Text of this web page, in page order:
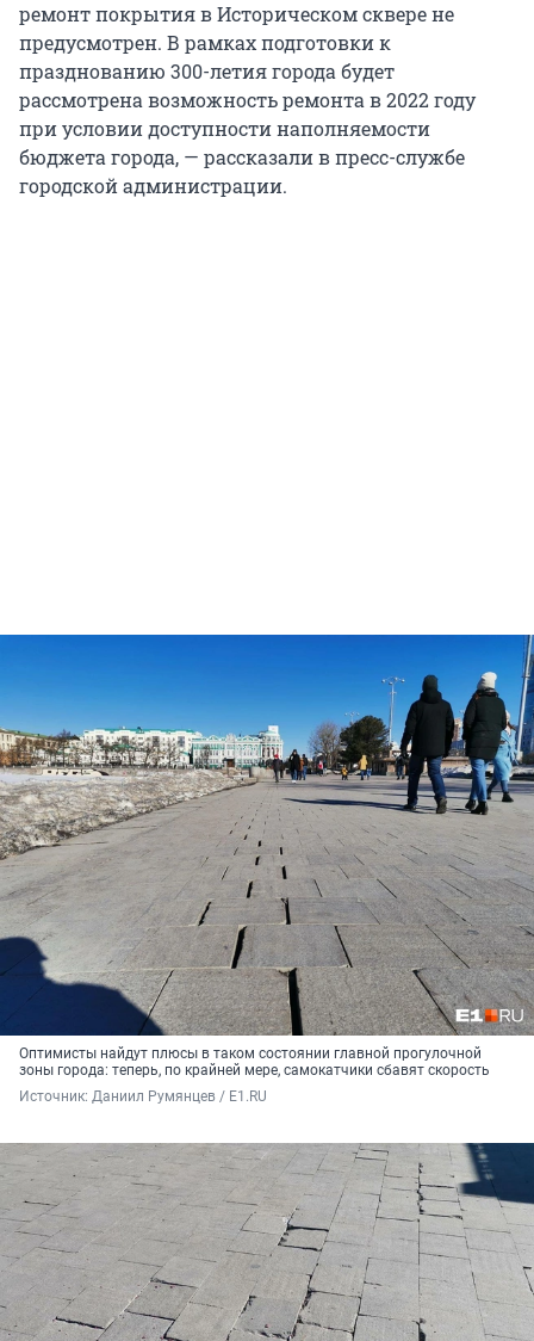
ремонт покрытия в Историческом сквере не
предусмотрен. В рамках подготовки к
празднованию 300-летия города будет
рассмотрена возможность ремонта в 2022 году
при условии доступности наполняемости
бюджета города, — рассказали в пресс-службе
городской администрации.
Оптимисты найдут плюсы в таком состоянии главной прогулочной
зоны города: теперь, по крайней мере, самокатчики сбавят скорость
Источник: Даниил Румянцев / E1.RU